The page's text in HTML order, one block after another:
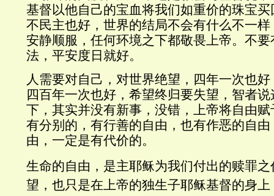
基督以他自己的宝血将我们如重价的珠宝
不民主也好，世界的结局不会有什么不一
安静顺服，任何环境之下都敬畏上帝。不
法，平安度日就好。
人需要对自己，对世界绝望，四年一次也
四百年一次也好，希望终归要失望，智者
下，其实并没有新事，没错，上帝将自由
有分别的，有行善的自由，也有作恶的自
由，一定是有代价的。
生命的自由，是主耶稣为我们付出的赎罪之
望，也只是在上帝的独生子耶稣基督的身上